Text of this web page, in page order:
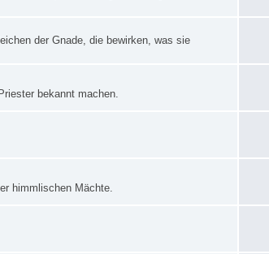
der Gnade, die bewirken, was sie
bekannt machen.
himmlischen Mächte.